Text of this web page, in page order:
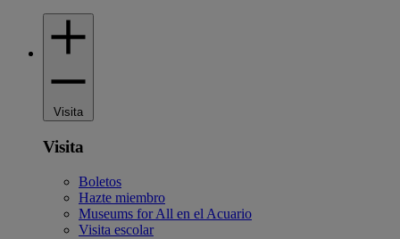
Visita
Visita
Boletos
Hazte miembro
Museums for All en el Acuario
Visita escolar